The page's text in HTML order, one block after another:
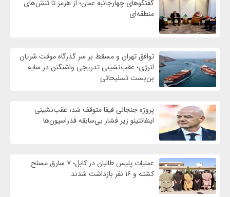
گفتگوهای چهارجانبه عمان؛ از هرمز تا تنش‌های
منطقه‌ای
توافق تهران و مسقط بر سر گذرگاه موقت شریان
انرژی؛ عقب‌نشینی تدریجی واشنگتن در سایه
بن‌بست تسلیحاتی
پروژه جنجالی فیفا متوقف شد؛ عقب‌نشینی
اینفانتینو زیر فشار بی‌سابقه فدراسیون‌ها
عملیات پلیس طالبان در کابل؛ ۷ سارق مسلح
کشته و ۱۶ نفر بازداشت شدند